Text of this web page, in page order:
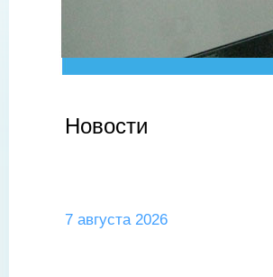
Новости
7 августа 2026